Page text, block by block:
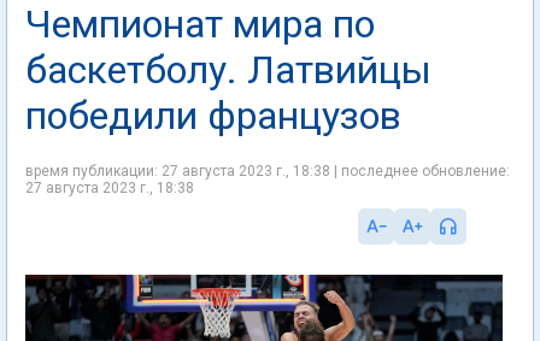
Чемпионат мира по
баскетболу. Латвийцы
победили французов
время публикации: 27 августа 2023 г., 18:38 | последнее обновление:
27 августа 2023 г., 18:38